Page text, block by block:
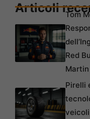
Articoli
Tom
Red
Martin
Pirelli